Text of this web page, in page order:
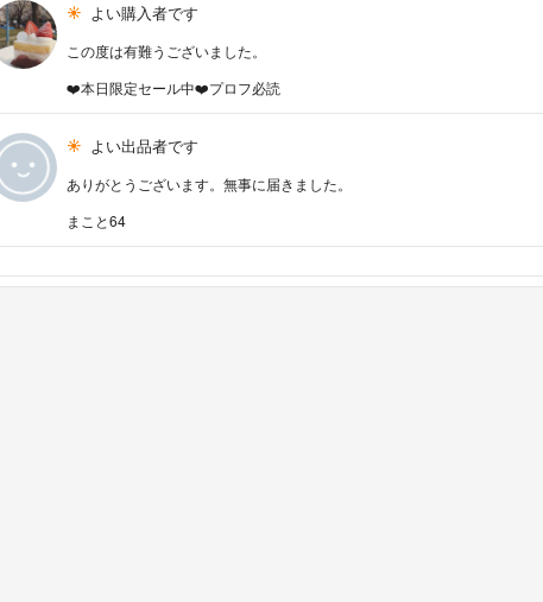
よい購入者です
この度は有難うございました。
❤️本日限定セール中❤️プロフ必読
よい出品者です
ありがとうございます。無事に届きました。
まこと64